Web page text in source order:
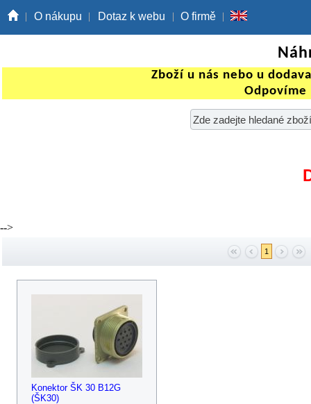
O nákupu Dotaz k webu O firmě
Zboží u nás nebo u
Odpovíme
-->
1
Konektor ŠK 30 B12G
(ŠK30)